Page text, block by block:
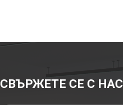
СВЪРЖЕТЕ СЕ С НАС